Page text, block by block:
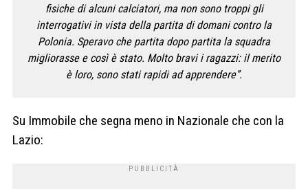
fisiche di alcuni calciatori, ma non sono troppi gli
interrogativi in vista della partita di domani contro la
Polonia. Speravo che partita dopo partita la squadra
migliorasse e così è stato. Molto bravi i ragazzi: il merito
è loro, sono stati rapidi ad apprendere”.
Su Immobile che segna meno in Nazionale che con la
Lazio: